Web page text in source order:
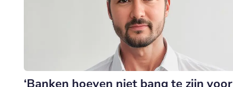
‘Banken hoeven niet bang te zijn voor